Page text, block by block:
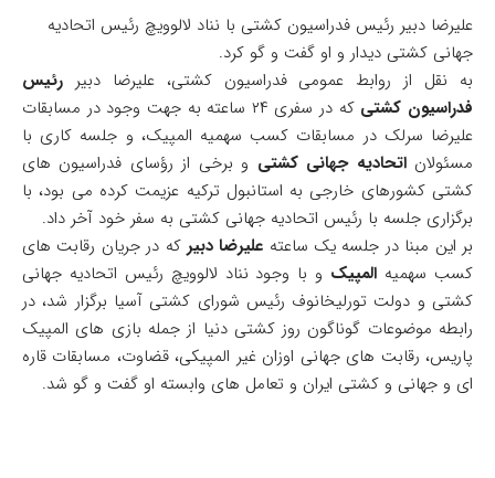
علیرضا دبیر رئیس فدراسیون کشتی با نناد لالوویچ رئیس اتحادیه
جهانی کشتی دیدار و او گفت و گو کرد.
به نقل از روابط عمومی فدراسیون کشتی،‌ علیرضا دبیر رئیس
فدراسیون کشتی
که در سفری ۲۴ ساعته به جهت وجود در مسابقات
علیرضا سرلک در مسابقات کسب سهمیه المپیک، و جلسه کاری با
مسئولاناتحادیه جهانی کشتی و برخی از رؤسای فدراسیون های
کشتی کشورهای خارجی به استانبول ترکیه عزیمت کرده می بود،‌ با
برگزاری جلسه با رئیس اتحادیه جهانی کشتی به سفر خود آخر داد.
بر این مبنا در جلسه یک ساعته علیرضا دبیر که در جریان رقابت های
کسب سهمیه المپیک و با وجود نناد لالوویچ رئیس اتحادیه جهانی
کشتی و دولت تورلیخانوف رئیس شورای کشتی آسیا برگزار شد، در
رابطه موضوعات گوناگون روز کشتی دنیا از جمله بازی های المپیک
پاریس، رقابت های جهانی اوزان غیر المپیکی، قضاوت، مسابقات قاره
ای و جهانی و کشتی ایران و تعامل های وابسته او گفت و گو شد.